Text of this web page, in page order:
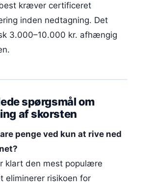
kræver certificeret
inden nedtagning. Det
3.000–10.000 kr. afhængig
spørgsmål om
af skorsten
penge ved kun at rive ned
klart den mest populære
eliminerer risikoen for